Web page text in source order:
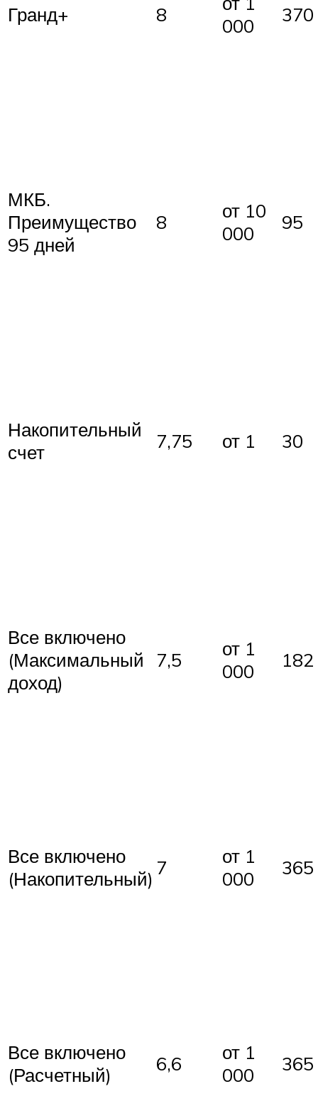
Гранд+ 8
000
370
МКБ.
Преимущество
95 дней
8
от 10
000
95
Накопительный
счет
7,75 от 1 30
Все включено
(Максимальный
доход)
7,5
от 1
000
182
Все включено
(Накопительный) 7
от 1
000
365
Все включено
(Расчетный)
6,6
от 1
000
365